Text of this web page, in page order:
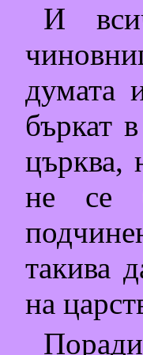
И
думата
бъркат
църква,
не се
такива
на